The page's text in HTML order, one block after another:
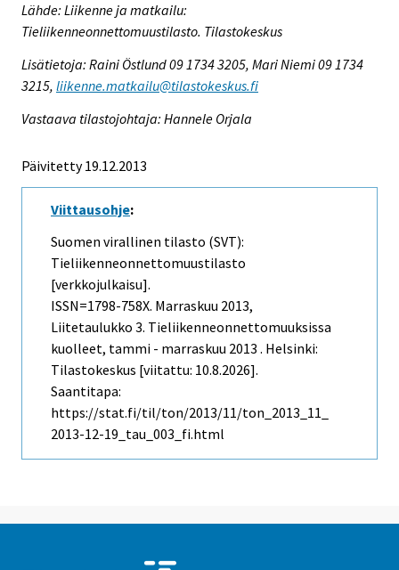
Lähde: Liikenne ja matkailu:
Tieliikenneonnettomuustilasto. Tilastokeskus
Lisätietoja: Raini Östlund 09 1734 3205, Mari Niemi 09 1734
3215, liikenne.matkailu@tilastokeskus.fi
Vastaava tilastojohtaja: Hannele Orjala
Päivitetty 19.12.2013
Viittausohje:
Suomen virallinen tilasto (SVT):
Tieliikenneonnettomuustilasto
[verkkojulkaisu].
ISSN=1798-758X. Marraskuu 2013,
Liitetaulukko 3. Tieliikenneonnettomuuksissa
kuolleet, tammi - marraskuu 2013 . Helsinki:
Tilastokeskus [viitattu: 10.8.2026].
Saantitapa:
https://stat.fi/til/ton/2013/11/ton_2013_11_
2013-12-19_tau_003_fi.html